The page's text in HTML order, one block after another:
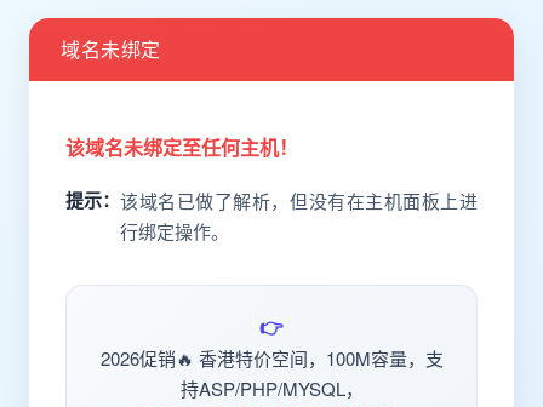
域名未绑定
该域名未绑定至任何主机！
提示： 该域名已做了解析，但没有在主机面板上进
行绑定操作。
👉
2026促销🔥 香港特价空间，100M容量，支
持ASP/PHP/MYSQL，